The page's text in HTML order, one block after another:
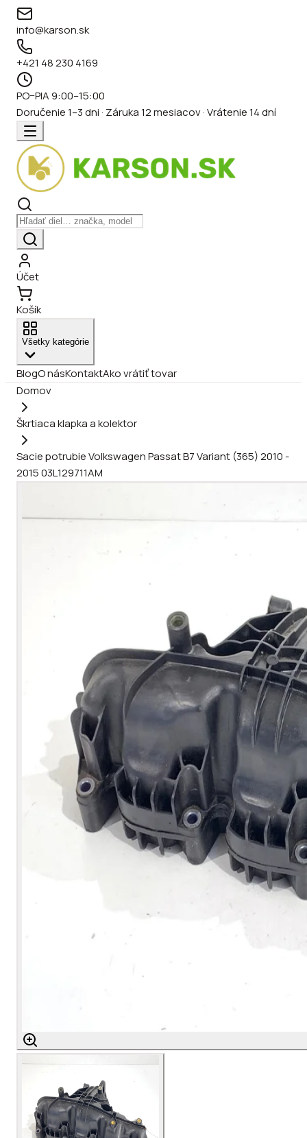
info@karson.sk
+421 48 230 4169
PO–PIA 9:00–15:00
Doručenie 1–3 dni · Záruka 12 mesiacov · Vrátenie 14 dní
Účet
Košík
Všetky kategórie
BlogO násKontaktAko vrátiť tovar
Domov
Škrtiaca klapka a kolektor
Sacie potrubie Volkswagen Passat B7 Variant (365) 2010 -
2015 03L129711AM